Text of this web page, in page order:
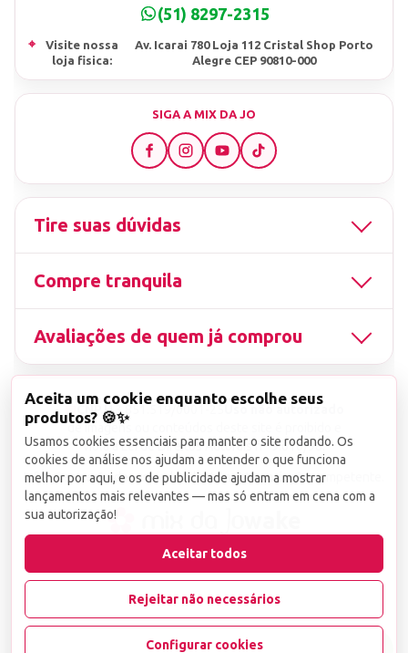
(51) 8297-2315
⌖
Visite nossa
loja fisica:
Av. Icarai 780 Loja 112 Cristal Shop Porto
Alegre CEP 90810-000
SIGA A MIX DA JO
Tire suas dúvidas
Compre tranquila
Avaliações de quem já comprou
▤ CNPJ13.851.519/0001-25
de imagens ou conteúdos deste site é proibido e
viola a Lei de Direitos Autorais nº 9.610/98.
Infrações serão denunciadas diretamente ao órgão competente.
Aceita um cookie enquanto escolhe seus
produtos? 🍪✨
Usamos cookies essenciais para manter o site rodando. Os
cookies de análise nos ajudam a entender o que funciona
melhor por aqui, e os de publicidade ajudam a mostrar
lançamentos mais relevantes — mas só entram em cena com a
sua autorização!
Aceitar todos
Rejeitar não necessários
Configurar cookies